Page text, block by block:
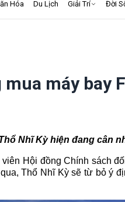
Hóa Du Lịch Giải Trí Đời
máy bay
Nhĩ Kỳ hiện đang cân
Hội đồng Chính sách
Thổ Nhĩ Kỳ sẽ từ bỏ ý